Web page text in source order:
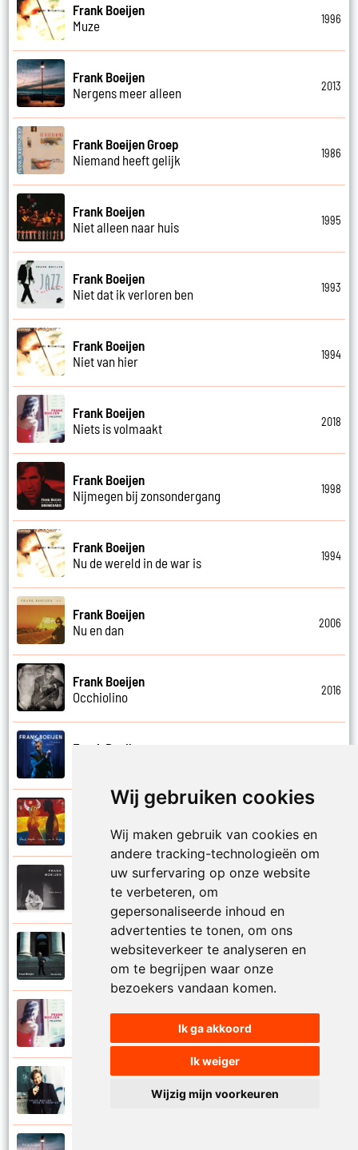
Wij gebruiken cookies
Wij maken gebruik van cookies en
andere tracking-technologieën om
uw surfervaring op onze website
te verbeteren, om
gepersonaliseerde inhoud en
advertenties te tonen, om ons
websiteverkeer te analyseren en
om te begrijpen waar onze
bezoekers vandaan komen.
Ik ga akkoord
Ik weiger
Wijzig mijn voorkeuren
Frank Boeijen
Muze
1996
Frank Boeijen
Nergens meer alleen
2013
Frank Boeijen Groep
Niemand heeft gelijk
1986
Frank Boeijen
Niet alleen naar huis
1995
Frank Boeijen
Niet dat ik verloren ben
1993
Frank Boeijen
Niet van hier
1994
Frank Boeijen
Niets is volmaakt
2018
Frank Boeijen
Nijmegen bij zonsondergang
1998
Frank Boeijen
Nu de wereld in de war is
1994
Frank Boeijen
Nu en dan
2006
Frank Boeijen
Occhiolino
2016
Frank Boeijen
Onder ons
Frank Boeijen
Onschuld
Frank Boeijen
Op een dag
Frank Boeijen
Open de poorten